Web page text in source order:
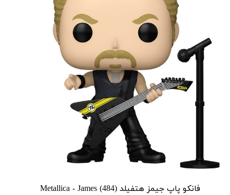
فانکو پاپ جیمز هتفیلد Metallica - James (484)